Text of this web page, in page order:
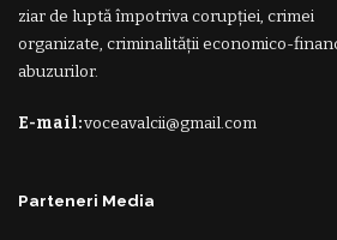
ziar de luptă împotriva corupției, crimei
organizate, criminalității economico-
abuzurilor.
E-mail:voceavalcii@gmail.com
Parteneri Media